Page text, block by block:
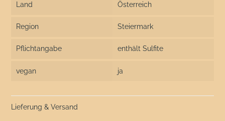
Land Österreich
Region Steiermark
Pflichtangabe enthält Sulfite
vegan ja
Lieferung & Versand